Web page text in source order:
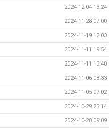
2024-12-04 13:24
2024-11-28 07:00
2024-11-19 12:03
2024-11-11 19:54
2024-11-11 13:40
2024-11-06 08:33
2024-11-05 07:02
2024-10-29 23:14
2024-10-28 09:09